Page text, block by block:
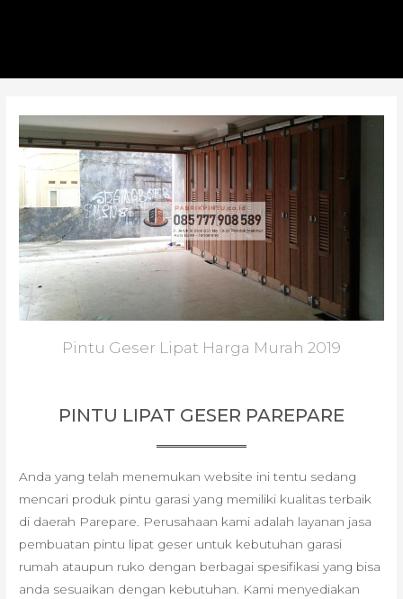
Pintu Geser Lipat Harga Murah 2019
PINTU LIPAT GESER PAREPARE
Anda yang telah menemukan website ini tentu sedang
mencari produk pintu garasi yang memiliki kualitas terbaik
di daerah Parepare. Perusahaan kami adalah layanan jasa
pembuatan pintu lipat geser untuk kebutuhan garasi
rumah ataupun ruko dengan berbagai spesifikasi yang bisa
anda sesuaikan dengan kebutuhan. Kami menyediakan